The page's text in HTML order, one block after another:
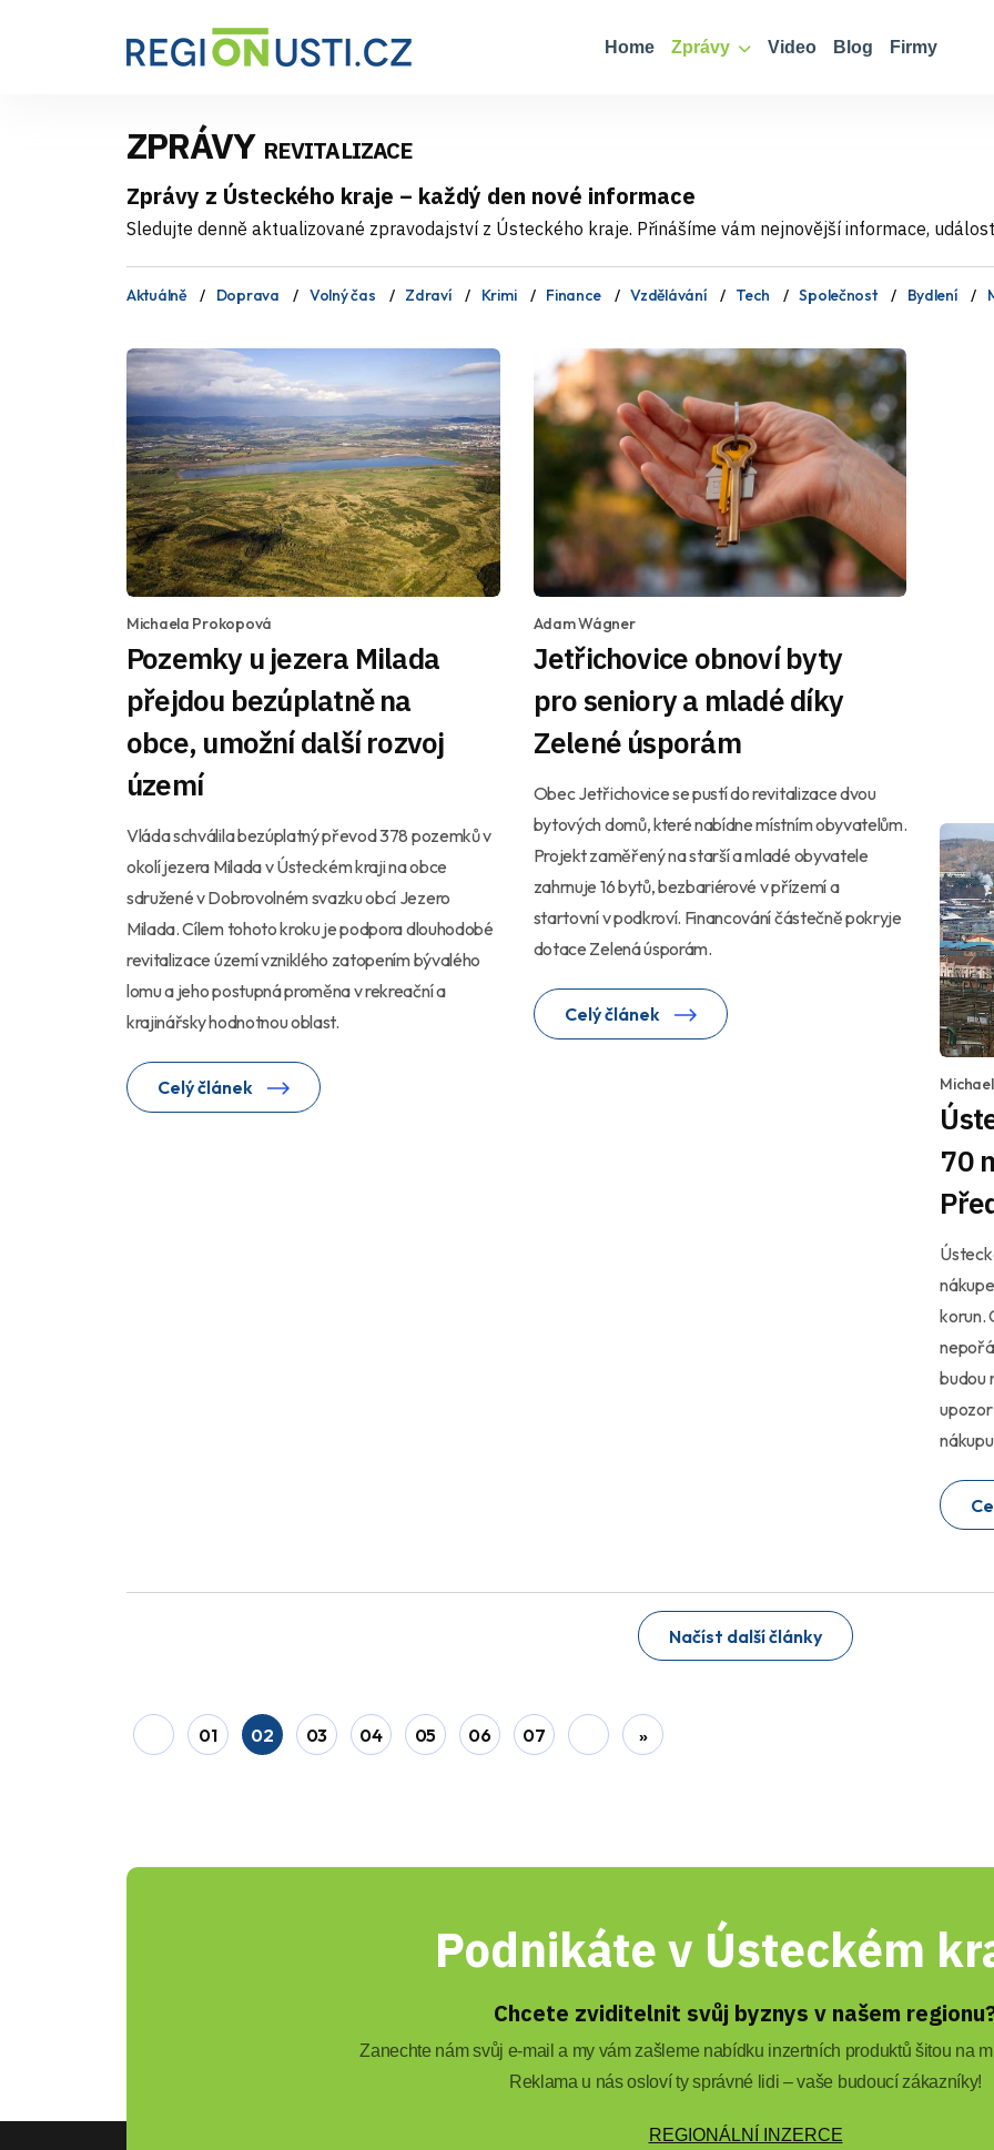
Home Zprávy Video Blog Firmy
ZPRÁVY REVITALIZACE
Zprávy z Ústeckého kraje – každý den nové informace
Sledujte denně aktualizované zpravodajství z Ústeckého kraje. Přinášíme vám nejnovější informace,
Aktuálně Doprava Volný čas Zdraví Krimi Finance Vzdělávání Tech Společnost Bydlení
Michaela Prokopová
Pozemky u jezera Milada
přejdou bezúplatně na
obce, umožní další rozvoj
území
Vláda schválila bezúplatný převod 378 pozemků v
okolí jezera Milada v Ústeckém kraji na obce
sdružené v Dobrovolném svazku obcí Jezero
Milada. Cílem tohoto kroku je podpora dlouhodobé
revitalizace území vzniklého zatopením bývalého
lomu a jeho postupná proměna v rekreační a
krajinářsky hodnotnou oblast.
Celý článek
Adam Wágner
Jetřichovice obnoví byty
pro seniory a mladé díky
Zelené úsporám
Obec Jetřichovice se pustí do revitalizace dvou
bytových domů, které nabídne místním obyvatelům.
Projekt zaměřený na starší a mladé obyvatele
zahrnuje 16 bytů, bezbariérové v přízemí a
startovní v podkroví. Financování částečně pokryje
dotace Zelená úsporám.
Celý článek
70
korun.
budou
Načíst další články
01 02 03 04 05 06 07 »
Podnikáte v Ústeckém
Chcete zviditelnit svůj byznys v našem
Zanechte nám svůj e-mail a my vám zašleme nabídku inzertních produktů šitou na
Reklama u nás osloví ty správné lidi – vaše budoucí zákazníky!
REGIONÁLNÍ INZERCE